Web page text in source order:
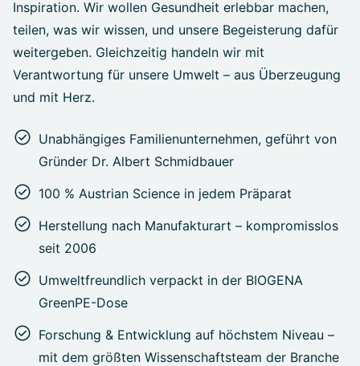
Inspiration. Wir wollen Gesundheit erlebbar machen,
teilen, was wir wissen, und unsere Begeisterung dafür
weitergeben. Gleichzeitig handeln wir mit
Verantwortung für unsere Umwelt – aus Überzeugung
und mit Herz.
Unabhängiges Familienunternehmen, geführt von
Gründer Dr. Albert Schmidbauer
100 % Austrian Science in jedem Präparat
Herstellung nach Manufakturart – kompromisslos
seit 2006
Umweltfreundlich verpackt in der BIOGENA
GreenPE-Dose
Forschung & Entwicklung auf höchstem Niveau –
mit dem größten Wissenschaftsteam der Branche